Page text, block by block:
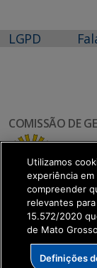
LGPD
COMISSÃO DE
SETDIG |
Digital
Utilizamos
experiência
compreender
relevantes
15.572/2020
de Mato
Definições